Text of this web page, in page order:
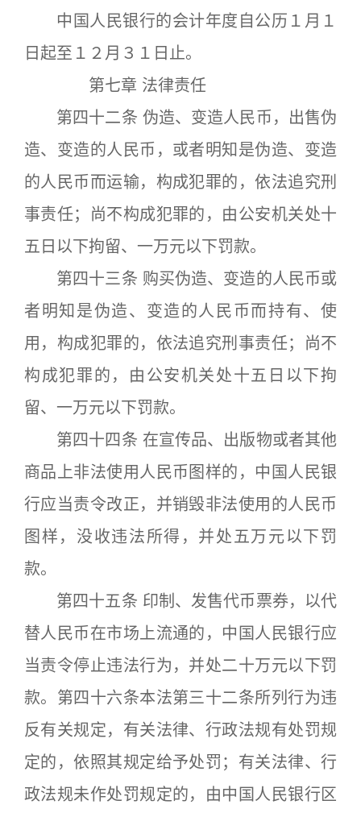
中国人民银行的会计年度自公历１月１
日起至１２月３１日止。
第七章 法律责任
第四十二条 伪造、变造人民币，出售伪
造、变造的人民币，或者明知是伪造、变造
的人民币而运输，构成犯罪的，依法追究刑
事责任；尚不构成犯罪的，由公安机关处十
五日以下拘留、一万元以下罚款。
第四十三条 购买伪造、变造的人民币或
者明知是伪造、变造的人民币而持有、使
用，构成犯罪的，依法追究刑事责任；尚不
构成犯罪的，由公安机关处十五日以下拘
留、一万元以下罚款。
第四十四条 在宣传品、出版物或者其他
商品上非法使用人民币图样的，中国人民银
行应当责令改正，并销毁非法使用的人民币
图样，没收违法所得，并处五万元以下罚
款。
第四十五条 印制、发售代币票券，以代
替人民币在市场上流通的，中国人民银行应
当责令停止违法行为，并处二十万元以下罚
款。第四十六条本法第三十二条所列行为违
反有关规定，有关法律、行政法规有处罚规
定的，依照其规定给予处罚；有关法律、行
政法规未作处罚规定的，由中国人民银行区